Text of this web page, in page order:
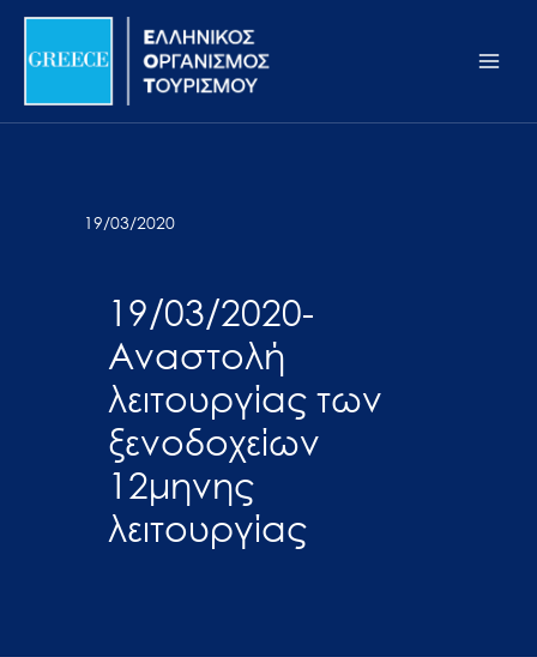
Σημείωση:
ιστότοπος
προσβασιμότητας.
Μετάβαση
περιεχόμενο
19/03/2020
19/03/2020-
Αναστολή
λειτουργίας των
ξενοδοχείων
12μηνης
λειτουργίας